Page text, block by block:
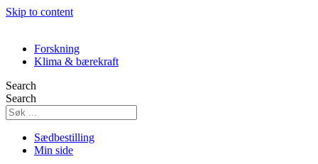
Skip to content
Forskning
Klima & bærekraft
Search
Search
Sædbestilling
Min side